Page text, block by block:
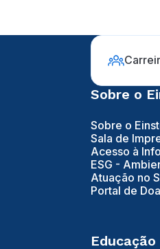
Sobre o
Sobre o
Sala de
Acesso à
ESG -
Atuação no
Portal de